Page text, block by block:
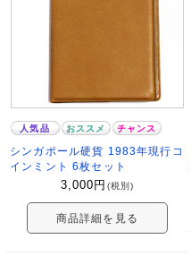
人気品 おススメ チャンス
シンガポール硬貨 1983年現行コ
インミント 6枚セット
3,000 円 (税別)
商品詳細を見る